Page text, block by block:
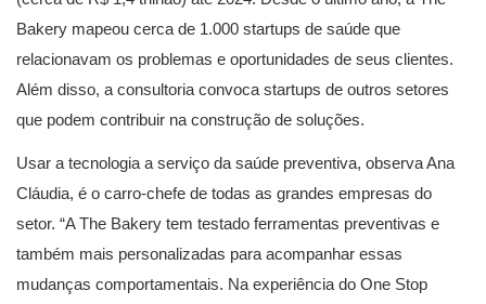
Bakery mapeou cerca de 1.000 startups de saúde que
relacionavam os problemas e oportunidades de seus clientes.
Além disso, a consultoria convoca startups de outros setores
que podem contribuir na construção de soluções.
Usar a tecnologia a serviço da saúde preventiva, observa Ana
Cláudia, é o carro-chefe de todas as grandes empresas do
setor. “A The Bakery tem testado ferramentas preventivas e
também mais personalizadas para acompanhar essas
mudanças comportamentais. Na experiência do One Stop